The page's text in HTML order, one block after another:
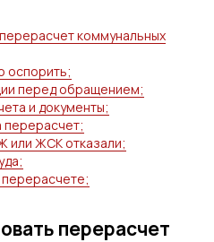
коммунальных
оспорить;
перед обращением;
и документы;
перерасчет;
или ЖСК отказали;
перерасчет